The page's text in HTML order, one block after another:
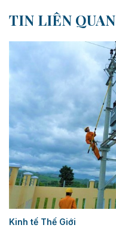
TIN LIÊN QUAN
Kinh tế Thế Giới